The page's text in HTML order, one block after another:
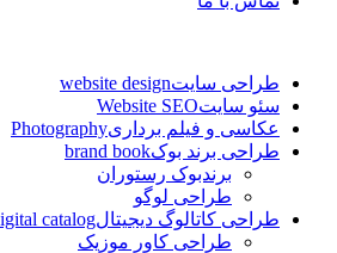
طراحی سایتwebsite design
سئو سایتWebsite SEO
عکاسی و فیلم برداریPhotography
طراحی برند بوکbrand book
برندبوک رستوران
طراحی لوگو
طراحی کاتالوگ دیجیتالcatalog
طراحی کاور موزیک